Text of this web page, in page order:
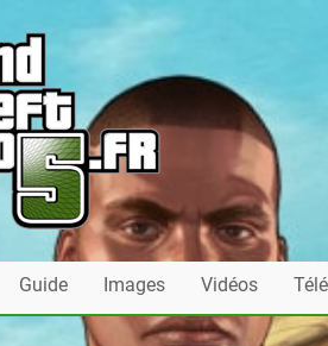
Guide Images Vidéos